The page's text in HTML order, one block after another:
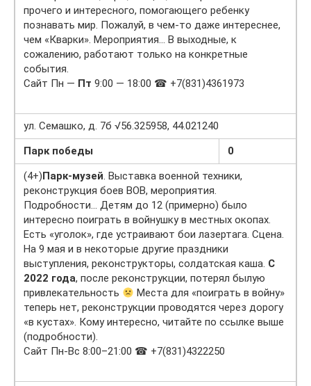
прочего и интересного, помогающего ребенку
познавать мир. Пожалуй, в чем-то даже интереснее,
чем «Кварки». Мероприятия… В выходные, к
сожалению, работают только на конкретные
события.
Сайт Пн — Пт 9:00 — 18:00 ☎ +7(831)4361973
ул. Семашко, д. 7б √56.325958, 44.021240
Парк победы
0
(4+)Парк-музей. Выставка военной техники,
реконструкция боев ВОВ, мероприятия.
Подробности… Детям до 12 (примерно) было
интересно поиграть в войнушку в местных окопах.
Есть «уголок», где устраивают бои лазертага. Сцена.
На 9 мая и в некоторые другие праздники
выступления, реконструкторы, солдатская каша. С
2022 года, после реконструкции, потерял былую
привлекательность
Места для «поиграть в войну»
теперь нет, реконструкции проводятся через дорогу
«в кустах». Кому интересно, читайте по ссылке выше
(подробности).
Сайт Пн-Вс 8:00–21:00 ☎ +7(831)4322250